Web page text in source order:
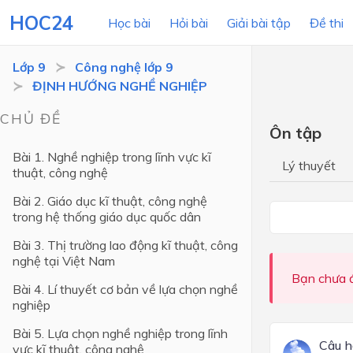
HOC24 Học bài Hỏi bài Giải bài tập Đề thi
Lớp 12
Lớp 11
Lớp 10
Lớp 9
Lớp 8
Lớp 7
Lớp 6
Lớp 9
Công nghệ lớp 9
ĐỊNH HƯỚNG NGHỀ NGHIỆP
CHỦ ĐỀ
Bài 1. Nghề nghiệp trong lĩnh vực kĩ
thuật, công nghệ
Bài 2. Giáo dục kĩ thuật, công nghệ
trong hệ thống giáo dục quốc dân
Bài 3. Thị trường lao động kĩ thuật, công
nghệ tại Việt Nam
Bài 4. Lí thuyết cơ bản về lựa chọn nghề
nghiệp
Bài 5. Lựa chọn nghề nghiệp trong lĩnh
vực kĩ thuật, công nghệ
Ôn tập
Lý thuyết
Bạn chưa
Câu